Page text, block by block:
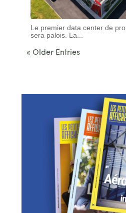
Le premier data center de
sera palois. La...
« Older Entries